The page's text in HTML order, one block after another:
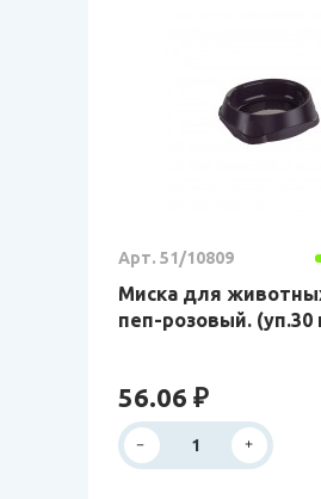
Арт. 51/10809
Миска для
пеп-розовый.
56.06 ₽